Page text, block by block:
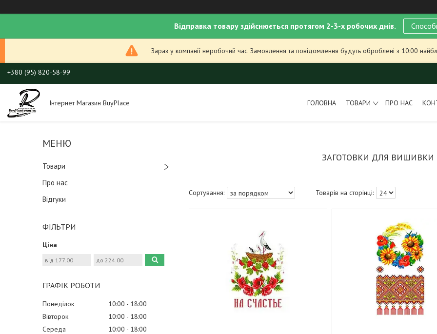
Відправка товару здійснюється протягом 2-3-х робочих днів.
Зараз у компанії неробочий час. Замовлення та повідомлення будуть оброблені з 10:00
+380 (95) 820-58-99
Інтернет Магазин BuyPlace ГОЛОВНА ТОВАРИ ПРО НАС
Товари
Про нас
Відгуки
ФІЛЬТРИ
Ціна
ГРАФІК РОБОТИ
Понеділок 10:00
18:00
Вівторок
10:00
18:00
Середа
10:00
18:00
ЗАГОТОВКИ ДЛЯ ВИШИВКИ